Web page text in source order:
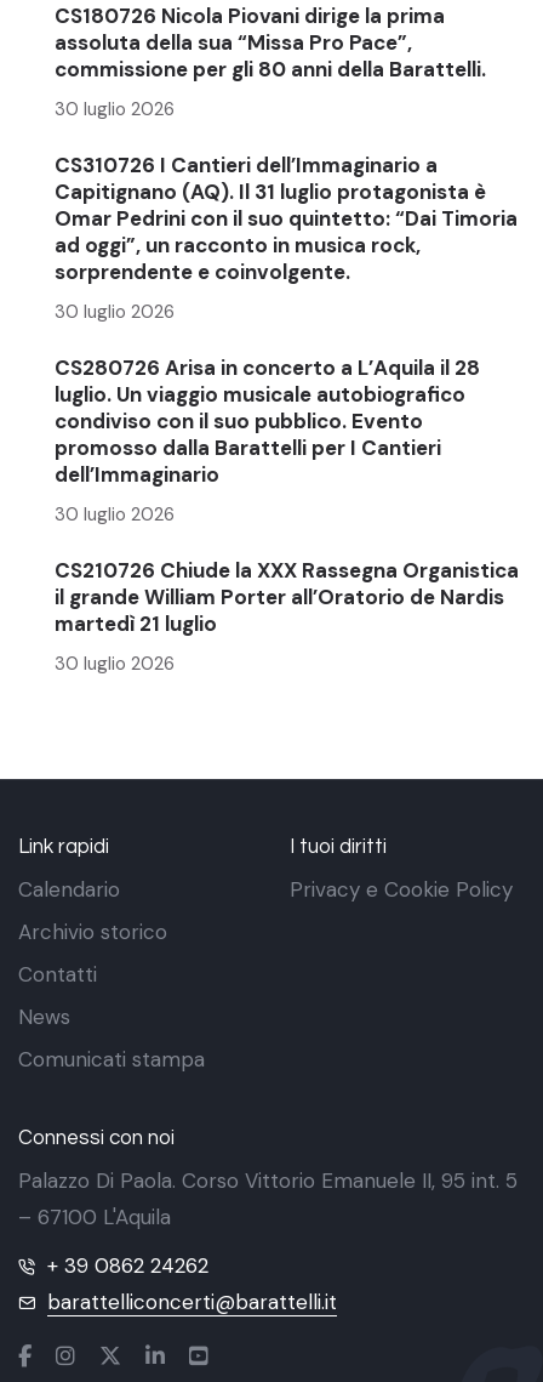
CS180726 Nicola Piovani dirige la prima
assoluta della sua “Missa Pro Pace”,
commissione per gli 80 anni della Barattelli.
30 luglio 2026
CS310726 I Cantieri dell’Immaginario a
Capitignano (AQ). Il 31 luglio protagonista è
Omar Pedrini con il suo quintetto: “Dai Timoria
ad oggi”, un racconto in musica rock,
sorprendente e coinvolgente.
30 luglio 2026
CS280726 Arisa in concerto a L’Aquila il 28
luglio. Un viaggio musicale autobiografico
condiviso con il suo pubblico. Evento
promosso dalla Barattelli per I Cantieri
dell’Immaginario
30 luglio 2026
CS210726 Chiude la XXX Rassegna Organistica
il grande William Porter all’Oratorio de Nardis
martedì 21 luglio
30 luglio 2026
Link rapidi
Calendario
Archivio storico
Contatti
News
Comunicati stampa
I tuoi diritti
Privacy e Cookie Policy
Connessi con noi
Palazzo Di Paola. Corso Vittorio Emanuele II, 95 int. 5
– 67100 L'Aquila
+ 39 0862 24262
barattelliconcerti@barattelli.it